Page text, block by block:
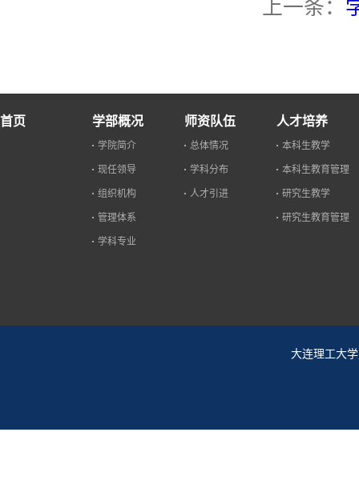
上一条：
首页 学部概况
学院简介
现任领导
组织机构
管理体系
学科专业
师资队伍
总体情况
学科分布
人才引进
人才培养
本科生教学
本科生教育管理
研究生教学
研究生教育管理
大连理工大